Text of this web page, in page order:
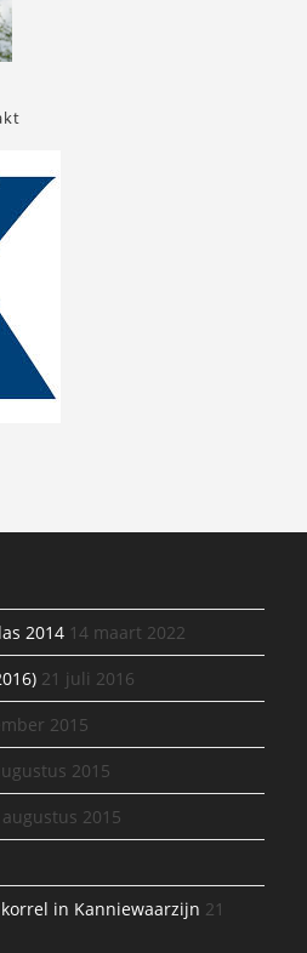
2014 14 maart 2022
21 juli 2016
2015
2015
augustus 2015
in Kanniewaarzijn 21